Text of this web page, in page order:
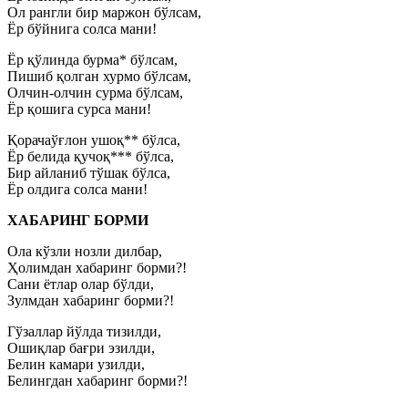
Ол рангли бир маржон бўлсам,
Ёр бўйнига солса мани!
Ёр қўлинда бурма* бўлсам,
Пишиб қолган хурмо бўлсам,
Олчин-олчин сурма бўлсам,
Ёр қошига сурса мани!
Қорачаўғлон ушоқ** бўлса,
Ёр белида қучоқ*** бўлса,
Бир айланиб тўшак бўлса,
Ёр олдига солса мани!
ХАБАРИНГ БОРМИ
Ола кўзли нозли дилбар,
Ҳолимдан хабаринг борми?!
Сани ётлар олар бўлди,
Зулмдан хабаринг борми?!
Гўзаллар йўлда тизилди,
Ошиқлар бағри эзилди,
Белин камари узилди,
Белингдан хабаринг борми?!